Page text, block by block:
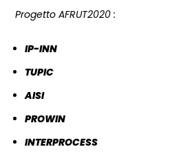
Progetto AFRUT2020 :
IP-INN
TUPIC
AISI
PROWIN
INTERPROCESS